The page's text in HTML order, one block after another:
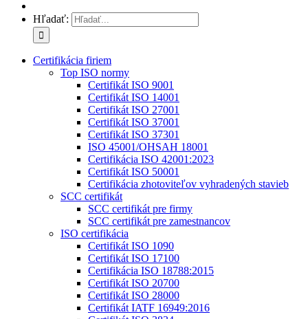
Hľadať:
Certifikácia firiem
Top ISO normy
Certifikát ISO 9001
Certifikát ISO 14001
Certifikát ISO 27001
Certifikát ISO 37001
Certifikát ISO 37301
ISO 45001/OHSAH 18001
Certifikácia ISO 42001:2023
Certifikát ISO 50001
Certifikácia zhotoviteľov vyhradených stavieb
SCC certifikát
SCC certifikát pre firmy
SCC certifikát pre zamestnancov
ISO certifikácia
Certifikát ISO 1090
Certifikát ISO 17100
Certifikácia ISO 18788:2015
Certifikát ISO 20700
Certifikát ISO 28000
Certifikát IATF 16949:2016